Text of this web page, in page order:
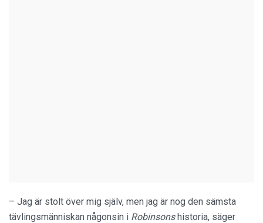
– Jag är stolt över mig själv, men jag är nog den sämsta
tävlingsmänniskan någonsin i Robinsonshistoria, säger